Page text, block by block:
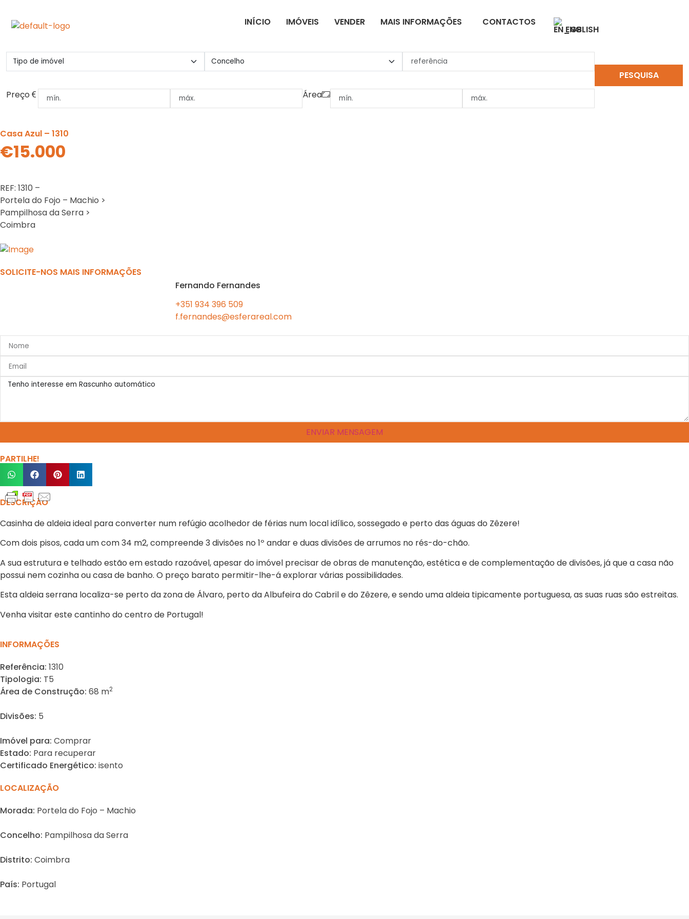
INÍCIO IMÓVEIS VENDER MAIS INFORMAÇÕES CONTACTOS
ENGLISH
Preço Área
PESQUISA
Casa Azul – 1310
€15.000
REF: 1310 –
Portela do Fojo – Machio >
Pampilhosa da Serra >
Coimbra
Previous
SOLICITE-NOS MAIS INFORMAÇÕES
Fernando Fernandes
+351 934 396 509
f.fernandes@esferareal.com
ENVIAR MENSAGEM
PARTILHE!
DESCRIÇÃO
Casinha de aldeia ideal para converter num refúgio acolhedor de férias num local idílico, sossegado e perto das águas do Zêzere!
Com dois pisos, cada um com 34 m2, compreende 3 divisões no 1º andar e duas divisões de arrumos no rés-do-chão.
A sua estrutura e telhado estão em estado razoável, apesar do imóvel precisar de obras de manutenção, estética e de complementação de divisões, já que a casa não
possui nem cozinha ou casa de banho. O preço barato permitir-lhe-á explorar várias possibilidades.
Esta aldeia serrana localiza-se perto da zona de Álvaro, perto da Albufeira do Cabril e do Zêzere, e sendo uma aldeia tipicamente portuguesa, as suas ruas são estreitas.
Venha visitar este cantinho do centro de Portugal!
INFORMAÇÕES
Referência: 1310
Tipologia: T5
Área de Construção: 68 m2
Divisões: 5
Imóvel para: Comprar
Estado: Para recuperar
Certificado Energético: isento
LOCALIZAÇÃO
Morada: Portela do Fojo – Machio
Concelho: Pampilhosa da Serra
Distrito: Coimbra
País: Portugal